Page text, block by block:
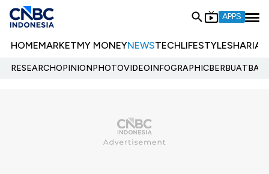
APPS
HOMEMARKETMY MONEYNEWSTECHLIFESTYLESHARIA
RESEARCHOPINIONPHOTOVIDEOINFOGRAPHIC